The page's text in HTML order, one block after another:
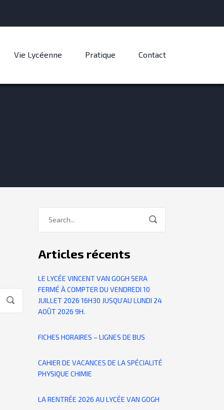
Vie Lycéenne Pratique Contact
Articles récents
LE LYCÉE VINCENT VAN GOGH SERA
FERMÉ À COMPTER DU VENDREDI 10
JUILLET 2026 16H30 JUSQU’AU LUNDI 24
AOÛT 2026 9H.
FICHES HORAIRES – LIGNES DE BUS
CAHIER DE VACANCES DE LA SPÉCIALITÉ
PHYSIQUE CHIMIE
LA RENTRÉE 2026 AU LYCÉE VAN GOGH